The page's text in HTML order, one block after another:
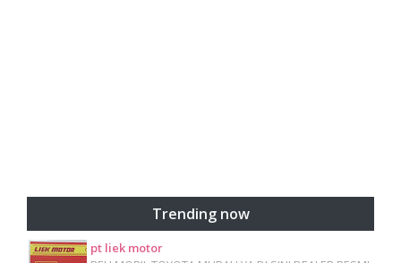
Trending now
pt liek motor